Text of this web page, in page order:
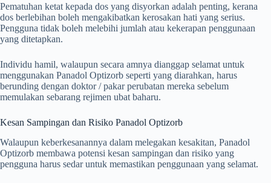
Pematuhan ketat kepada dos yang disyorkan adalah penting, kerana
dos berlebihan boleh mengakibatkan kerosakan hati yang serius.
Pengguna tidak boleh melebihi jumlah atau kekerapan penggunaan
yang ditetapkan.
Individu hamil, walaupun secara amnya dianggap selamat untuk
menggunakan Panadol Optizorb seperti yang diarahkan, harus
berunding dengan doktor / pakar perubatan mereka sebelum
memulakan sebarang rejimen ubat baharu.
Kesan Sampingan dan Risiko Panadol Optizorb
Walaupun keberkesanannya dalam melegakan kesakitan, Panadol
Optizorb membawa potensi kesan sampingan dan risiko yang
pengguna harus sedar untuk memastikan penggunaan yang selamat.